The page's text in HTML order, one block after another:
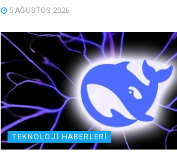
5 AĞUSTOS 2026
TEKNOLOJI HABERLERI